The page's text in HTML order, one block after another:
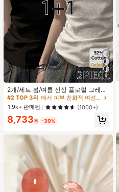
9
2개/세트 봄/여름 신상 플로럴 그레이
+ 블랙 반팔 티셔츠, 여성 슬림핏 솔리
드 컬러 언더셔츠 캐주얼
#2 TOP 3위
에서 피부 친화적 여성 상의, 블라우스 & 티
높은 재방문 고객
#2 TOP 3위
에서 피부 친화적 여성 상의, 블라우스 & 티
높은 재방문 고객
#2 TOP 3위
에서 피부 친화적 여성 상의, 블라우스 & 티
높은 재방문 고객
#2 TOP 3위
에서 피부 친화적 여성 상의, 블라우스 & 티
높은 재방문 고객
1.9k+ 판매됨 (1000+)
8,733원 -30%